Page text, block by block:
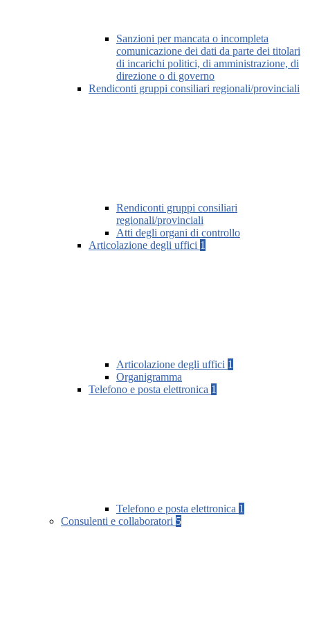
Sanzioni per mancata o incompleta
comunicazione dei dati da parte dei titolari
di incarichi politici, di amministrazione, di
direzione o di governo
Rendiconti gruppi consiliari regionali/provinciali
Rendiconti gruppi consiliari
regionali/provinciali
Atti degli organi di controllo
Articolazione degli uffici 1
Articolazione degli uffici 1
Organigramma
Telefono e posta elettronica 1
Telefono e posta elettronica 1
Consulenti e collaboratori 5